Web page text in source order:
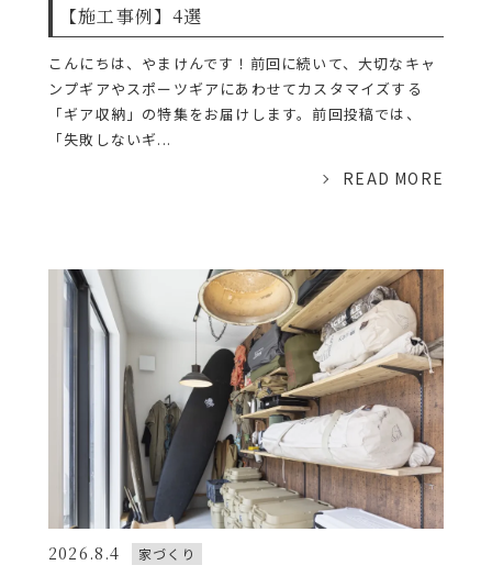
【施工事例】4選
こんにちは、やまけんです！前回に続いて、大切なキャ
ンプギアやスポーツギアにあわせてカスタマイズする
「ギア収納」の特集をお届けします。前回投稿では、
「失敗しないギ...
READ MORE
2026.8.4 家づくり